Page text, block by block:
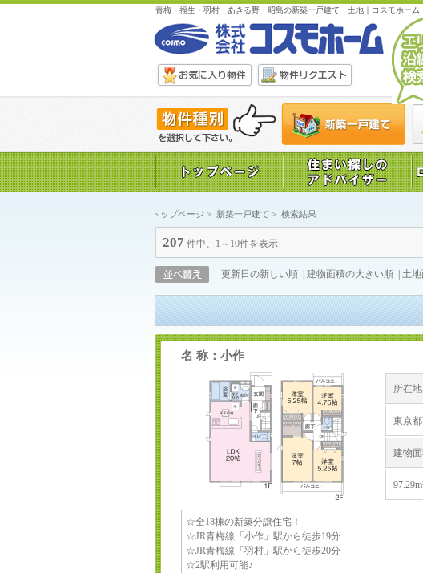
青梅・福生・羽村・あきる野・昭島の新築一戸建て・土地｜コスモホーム
トップページ > 新築一戸建て > 検索結果
207 件中、1～10件を表示
更新日の新しい順 建物面積の大きい順 土
名 称：小作
所在地
東京
建物
☆全18棟の新築分譲住宅！
☆JR青梅線「小作」駅から徒歩19分
☆JR青梅線「羽村」駅から徒歩20分
☆2駅利用可能♪